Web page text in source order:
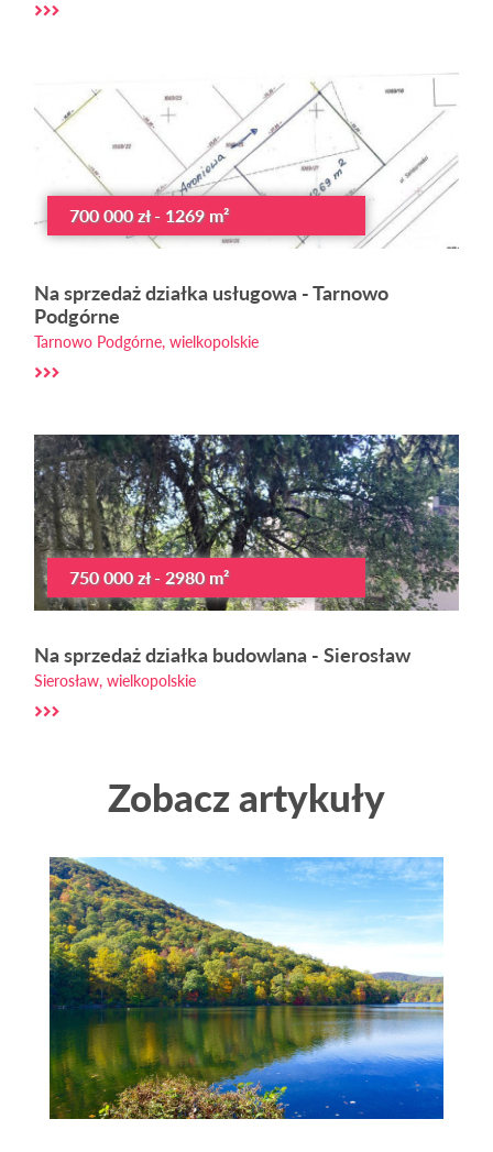
700 000 zł - 1269 m²
Na sprzedaż działka usługowa - Tarnowo
Podgórne
Tarnowo Podgórne, wielkopolskie
750 000 zł - 2980 m²
Na sprzedaż działka budowlana - Sierosław
Sierosław, wielkopolskie
Zobacz artykuły